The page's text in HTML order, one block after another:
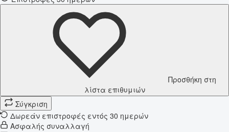
Προσθήκη στη
λίστα επιθυμιών
Σύγκριση
Δωρεάν επιστροφές εντός 30 ημερών
Ασφαλής συναλλαγή